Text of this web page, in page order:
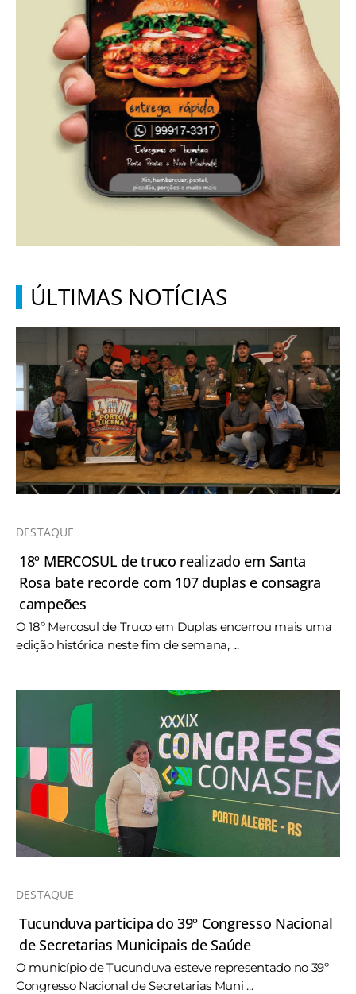
ÚLTIMAS NOTÍCIAS
DESTAQUE
18º MERCOSUL de truco realizado em Santa
Rosa bate recorde com 107 duplas e consagra
campeões
O 18º Mercosul de Truco em Duplas encerrou mais uma
edição histórica neste fim de semana, ...
DESTAQUE
Tucunduva participa do 39º Congresso Nacional
de Secretarias Municipais de Saúde
O município de Tucunduva esteve representado no 39º
Congresso Nacional de Secretarias Muni ...